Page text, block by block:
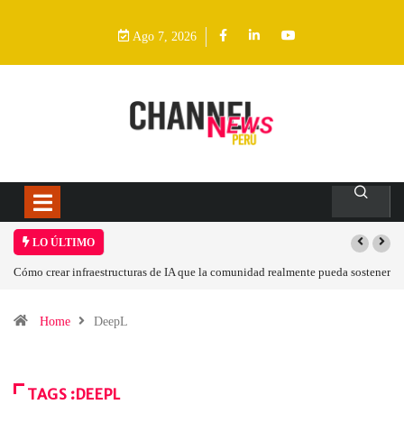
Ago 7, 2026
LO ÚLTIMO
Cómo crear infraestructuras de IA que la comunidad realmente pueda sostener
Home DeepL
TAGS :DEEPL